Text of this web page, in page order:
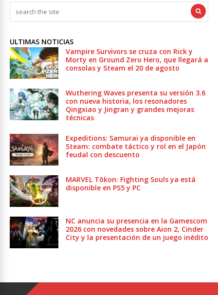
ULTIMAS NOTICIAS
Vampire Survivors se cruza con Rick y
Morty en Ground Zero Hero, que llegará a
consolas y Steam el 20 de agosto
Wuthering Waves presenta su versión 3.6
con nueva historia, los resonadores
Qingxiao y Jingran y grandes mejoras
técnicas
Expeditions: Samurai ya disponible en
Steam: combate táctico y rol en el Japón
feudal con descuento
MARVEL Tōkon: Fighting Souls ya está
disponible en PS5 y PC
NC anuncia su presencia en la Gamescom
2026 con novedades sobre Aion 2, Cinder
City y la presentación de un juego inédito